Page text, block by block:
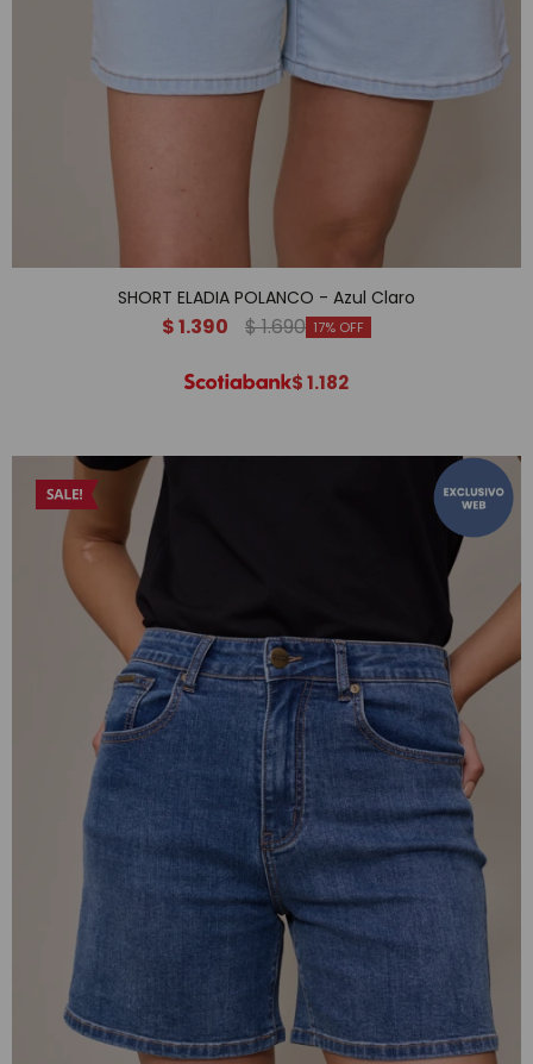
SHORT ELADIA POLANCO - Azul Claro
$1.390 $1.690 17
$1.182